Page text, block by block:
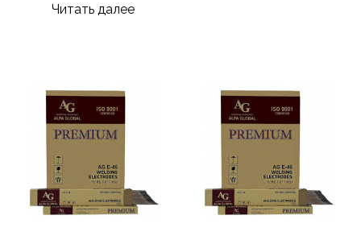
Читать далее